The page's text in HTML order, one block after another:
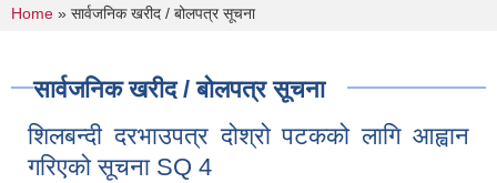
You are here
Home » सार्वजनिक खरीद / बोलपत्र सूचना
सार्वजनिक खरीद / बोलपत्र सूचना
शिलबन्दी दरभाउपत्र दोश्रो पटकको लागि आह्वान
गरिएको सूचना SQ 4